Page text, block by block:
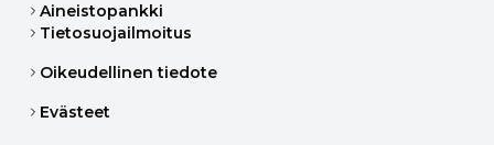
Aineistopankki
Tietosuojailmoitus
Oikeudellinen tiedote
Evästeet